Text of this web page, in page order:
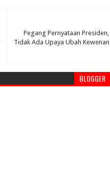
Pegang Pernyataan Presiden,
Tidak Ada Upaya Ubah
BLOGGER